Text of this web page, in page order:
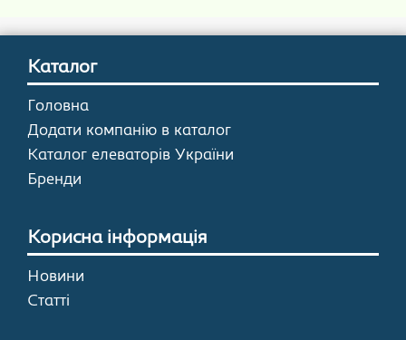
Каталог
Головна
Додати компанію в каталог
Каталог елеваторів України
Бренди
Корисна інформація
Новини
Статті